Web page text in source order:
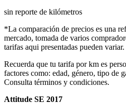
sin reporte de kilómetros
*La comparación de precios es una
mercado, tomada de varios
tarifas aqui presentadas pueden variar.
Recuerda que tu tarifa por km es
factores como: edad, género, tipo de
Consulta términos y condiciones.
Attitude SE 2017